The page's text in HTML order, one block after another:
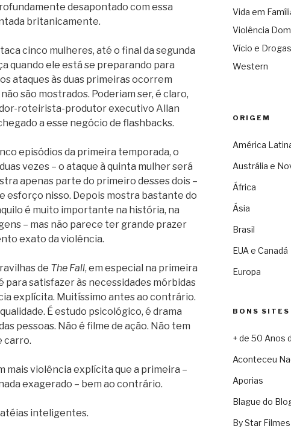
desapontado com essa
britanicamente.
cinco mulheres, até o final da segunda
quando ele está se preparando para
ataques às duas primeiras ocorrem
são mostrados. Poderiam ser, é claro,
roteirista-produtor executivo Allan
a esse negócio de flashbacks.
episódios da primeira temporada, o
vezes – o ataque à quinta mulher será
apenas parte do primeiro desses dois –
esforço nisso. Depois mostra bastante do
é muito importante na história, na
– mas não parece ter grande prazer
exato da violência.
de The Fall, em especial na primeira
para satisfazer às necessidades mórbidas
explícita. Muitíssimo antes ao contrário.
É estudo psicológico, é drama
pessoas. Não é filme de ação. Não tem
carro.
mais violência explícita que a primeira –
exagerado – bem ao contrário.
inteligentes.
Vida em
Violência
Vício e Drogas
Western
ORIGEM
América
Austrália e
África
Ásia
Brasil
EUA e Canadá
Europa
BONS SITES
+ de 50 Anos
Aconteceu
Aporias
Blague do
By Star Filmes